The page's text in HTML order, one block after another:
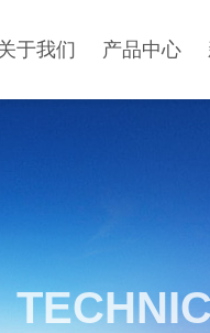
于我们 产品中心